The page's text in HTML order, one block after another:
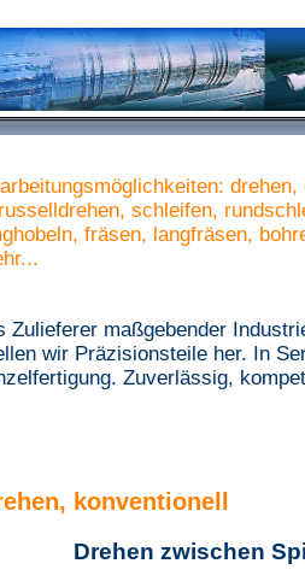
schleifen,
fräsen, langfräsen,
Zulieferer maßgebender
wir Präzisionsteile her. In
Zuverlässig,
konventionell
Drehen zwischen